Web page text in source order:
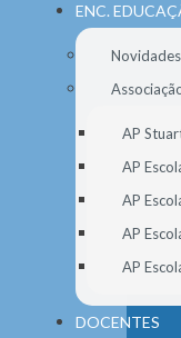
ENC.
Novidades
AP
AP
AP
AP
AP
DOCENTES